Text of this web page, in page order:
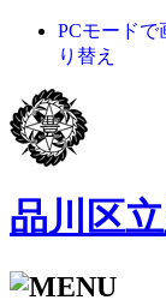
PCモードで
り替え
品川区